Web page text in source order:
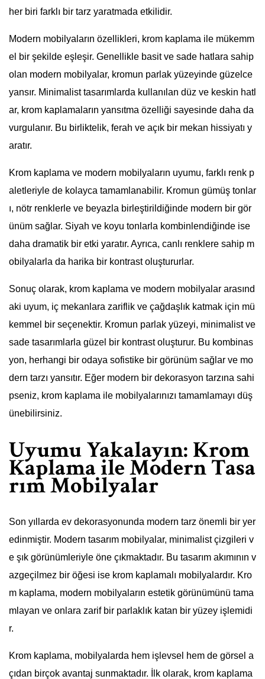
her biri farklı bir tarz yaratmada etkilidir.
Modern mobilyaların özellikleri, krom kaplama ile mükemm
el bir şekilde eşleşir. Genellikle basit ve sade hatlara sahip
olan modern mobilyalar, kromun parlak yüzeyinde güzelce
yansır. Minimalist tasarımlarda kullanılan düz ve keskin hatl
ar, krom kaplamaların yansıtma özelliği sayesinde daha da
vurgulanır. Bu birliktelik, ferah ve açık bir mekan hissiyatı y
aratır.
Krom kaplama ve modern mobilyaların uyumu, farklı renk p
aletleriyle de kolayca tamamlanabilir. Kromun gümüş tonlar
ı, nötr renklerle ve beyazla birleştirildiğinde modern bir gör
ünüm sağlar. Siyah ve koyu tonlarla kombinlendiğinde ise
daha dramatik bir etki yaratır. Ayrıca, canlı renklere sahip m
obilyalarla da harika bir kontrast oluştururlar.
Sonuç olarak, krom kaplama ve modern mobilyalar arasınd
aki uyum, iç mekanlara zariflik ve çağdaşlık katmak için mü
kemmel bir seçenektir. Kromun parlak yüzeyi, minimalist ve
sade tasarımlarla güzel bir kontrast oluşturur. Bu kombinas
yon, herhangi bir odaya sofistike bir görünüm sağlar ve mo
dern tarzı yansıtır. Eğer modern bir dekorasyon tarzına sahi
pseniz, krom kaplama ile mobilyalarınızı tamamlamayı düş
ünebilirsiniz.
Uyumu Yakalayın: Krom
Kaplama ile Modern Tasa
rım Mobilyalar
Son yıllarda ev dekorasyonunda modern tarz önemli bir yer
edinmiştir. Modern tasarım mobilyalar, minimalist çizgileri v
e şık görünümleriyle öne çıkmaktadır. Bu tasarım akımının v
azgeçilmez bir öğesi ise krom kaplamalı mobilyalardır. Kro
m kaplama, modern mobilyaların estetik görünümünü tama
mlayan ve onlara zarif bir parlaklık katan bir yüzey işlemidi
r.
Krom kaplama, mobilyalarda hem işlevsel hem de görsel a
çıdan birçok avantaj sunmaktadır. İlk olarak, krom kaplama